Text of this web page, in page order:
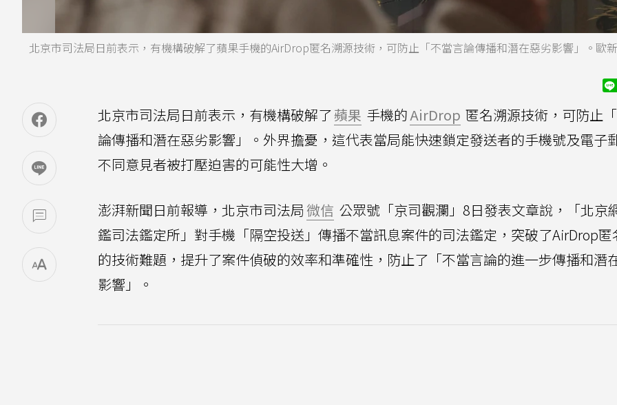
北京市司法局日前表示，有機構破解了蘋果手機的AirDrop匿名溯源技術，可防止「不當言論傳播和潛在惡劣影響」。歐
北京市司法局日前表示，有機構破解了蘋果 手機的AirDrop 匿名溯源技術，可防止
論傳播和潛在惡劣影響」。外界擔憂，這代表當局能快速鎖定發送者的手機號及電子
不同意見者被打壓迫害的可能性大增。
澎湃新聞日前報導，北京市司法局 微信 公眾號「京司觀瀾」8日發表文章說，「北京
鑑司法鑑定所」對手機「隔空投送」傳播不當訊息案件的司法鑑定，突破了AirDrop匿
的技術難題，提升了案件偵破的效率和準確性，防止了「不當言論的進一步傳播和潛
影響」。